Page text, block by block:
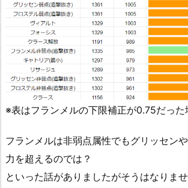
※表はフランメルの下限補正が0.75だった
フランメルは非弱点属性でもグリッセン
力を超えるのでは？
といった話がありましたがそうはなりま